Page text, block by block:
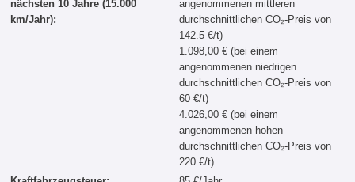
nächsten 10 Jahre (15.000
km/Jahr):
angenommenen mittleren
durchschnittlichen CO₂-Preis von
142.5 €/t)
1.098,00 € (bei einem
angenommenen niedrigen
durchschnittlichen CO₂-Preis von
60 €/t)
4.026,00 € (bei einem
angenommenen hohen
durchschnittlichen CO₂-Preis von
220 €/t)